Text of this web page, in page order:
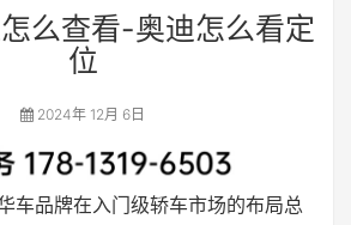
么查看-奥迪怎么看定
位
2024年 12月 6日
车品牌在入门级轿车市场的布局总